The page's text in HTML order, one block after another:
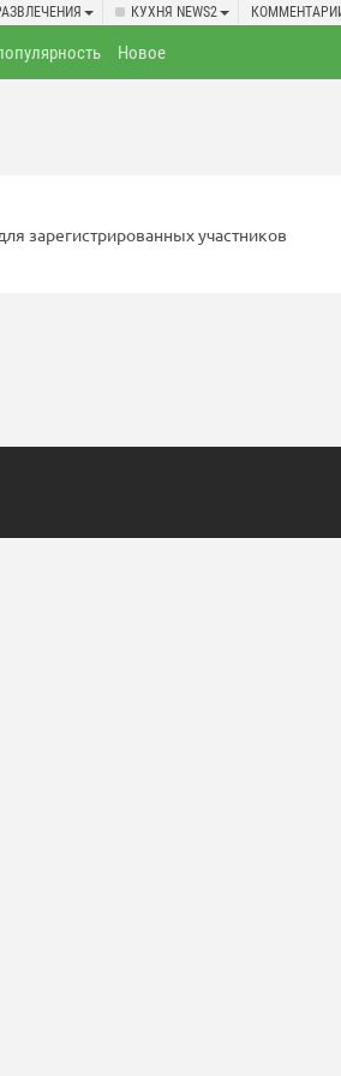
КУХНЯ NEWS2
Новое
зарегистрированных участников